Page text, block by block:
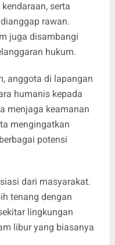
serta
rawan.
juga disambangi
hukum.
anggota di lapangan
humanis kepada
menjaga keamanan
mengingatkan
potensi
dari masyarakat.
tenang dengan
lingkungan
libur yang biasanya